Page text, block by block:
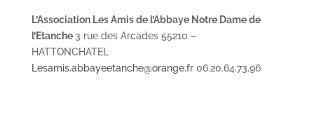
L’Association Les Amis de l’Abbaye Notre Dame de
l’Etanche 3 rue des Arcades 55210 –
HATTONCHATEL
Lesamis.abbayeetanche@orange.fr06.20.64.73.96